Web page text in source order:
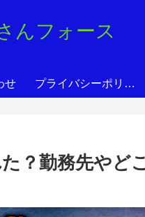
んフォース
せ プライバシーポリシー
？勤務先やど